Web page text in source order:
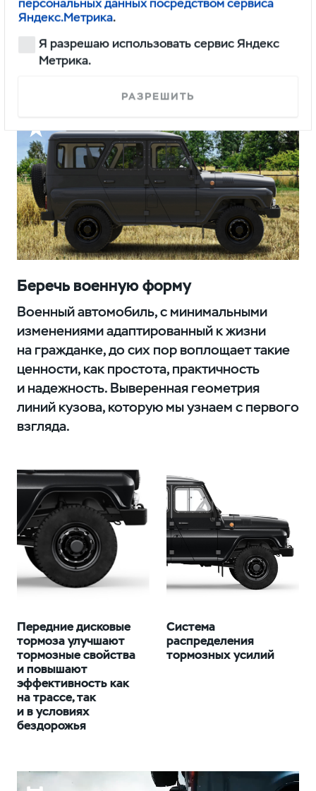
рессорами делает автомобиль устойчивым
к экстремальным нагрузкам и надежным
на бездорожье.
Беречь военную форму
Военный автомобиль, с минимальными
изменениями адаптированный к жизни
на гражданке, до сих пор воплощает такие
ценности, как простота, практичность
и надежность. Выверенная геометрия
линий кузова, которую мы узнаем с первого
взгляда.
Передние дисковые
тормоза улучшают
тормозные свойства
и повышают
эффективность как
на трассе, так
и в условиях
бездорожья
Система
распределения
тормозных усилий
персональных данных посредством сервиса
Яндекс.Метрика.
Я разрешаю использовать сервис Яндекс
Метрика.
РАЗРЕШИТЬ